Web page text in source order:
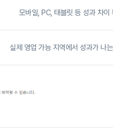
모바일, PC, 태블릿 등 성과 차이
실제 영업 가능 지역에서 성과가 나